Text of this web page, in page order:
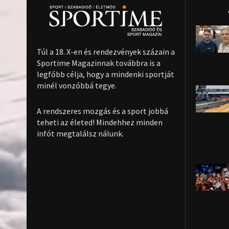
Túl a 18. X-en és rendezvények százain a
Sportime Magazinnak továbbra is a
legfőbb célja, hogy a mindenki sportját
minél vonzóbbá tegye.
A rendszeres mozgás és a sport jobbá
teheti az életed! Mindehhez minden
infót megtalálsz nálunk.